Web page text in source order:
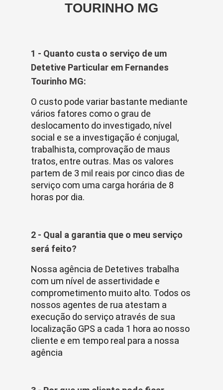
TOURINHO MG
1 - Quanto custa o serviço de um
Detetive Particular em Fernandes
Tourinho MG:
O custo pode variar bastante mediante
vários fatores como o grau de
deslocamento do investigado, nível
social e se a investigação é conjugal,
trabalhista, comprovação de maus
tratos, entre outras. Mas os valores
partem de 3 mil reais por cinco dias de
serviço com uma carga horária de 8
horas por dia.
2 - Qual a garantia que o meu serviço
será feito?
Nossa agência de Detetives trabalha
com um nível de assertividade e
comprometimento muito alto. Todos os
nossos agentes de rua atestam a
execução do serviço através de sua
localização GPS a cada 1 hora ao nosso
cliente e em tempo real para a nossa
agência